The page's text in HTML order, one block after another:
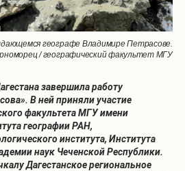
географе Владимире Петрасове.
/ географический факультет МГУ
завершила работу
В ней приняли участие
факультета МГУ имени
географии РАН,
института, Института
наук Чеченской Республики.
Дагестанское региональное